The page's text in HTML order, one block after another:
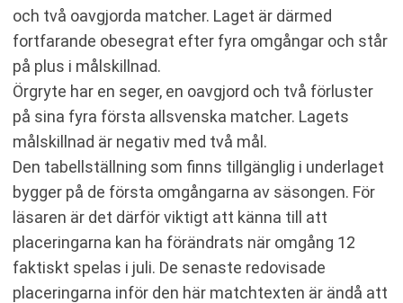
och två oavgjorda matcher. Laget är därmed
fortfarande obesegrat efter fyra omgångar och står
på plus i målskillnad.
Örgryte har en seger, en oavgjord och två förluster
på sina fyra första allsvenska matcher. Lagets
målskillnad är negativ med två mål.
Den tabellställning som finns tillgänglig i underlaget
bygger på de första omgångarna av säsongen. För
läsaren är det därför viktigt att känna till att
placeringarna kan ha förändrats när omgång 12
faktiskt spelas i juli. De senaste redovisade
placeringarna inför den här matchtexten är ändå att